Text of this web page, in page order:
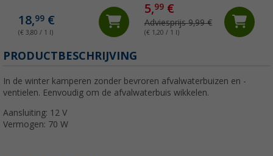
18,99 €
(€ 3,80 / 1 l)
5,99€
Adviesprijs 9,99 €
(€ 1,20 / 1 l)
PRODUCTBESCHRIJVING
In de winter kamperen zonder bevroren afvalwaterbuizen en -
ventielen. Eenvoudig om de afvalwaterbuis wikkelen.
Aansluiting: 12 V
Vermogen: 70 W